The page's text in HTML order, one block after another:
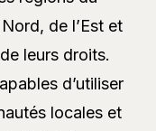
de l’Est et
leurs droits.
d’utiliser
locales et